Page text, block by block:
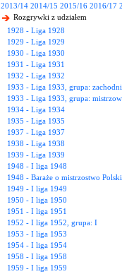
2013/14 2014/15 2015/16 2016/17
Rozgrywki z udziałem
1928 - Liga 1928
1929 - Liga 1929
1930 - Liga 1930
1931 - Liga 1931
1932 - Liga 1932
1933 - Liga 1933, grupa:
1933 - Liga 1933, grupa:
1934 - Liga 1934
1935 - Liga 1935
1937 - Liga 1937
1938 - Liga 1938
1939 - Liga 1939
1948 - I liga 1948
1948 - Baraże o mistrzostwo
1949 - I liga 1949
1950 - I liga 1950
1951 - I liga 1951
1952 - I liga 1952, grupa: I
1953 - I liga 1953
1954 - I liga 1954
1958 - I liga 1958
1959 - I liga 1959